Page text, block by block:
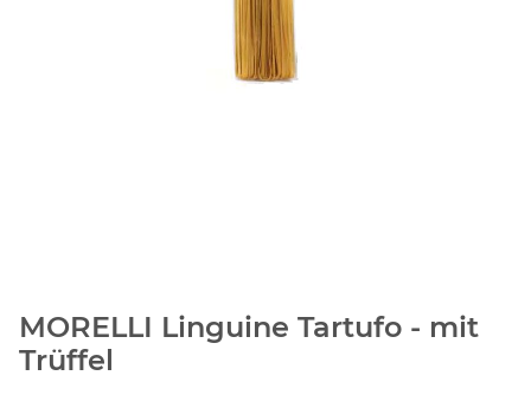
MORELLI Linguine Tartufo - mit
Trüffel